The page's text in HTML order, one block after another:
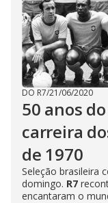
DO R7/21/06/2020
50 anos
carreira
de 1970
Seleção brasileira
domingo. R7
encantaram o